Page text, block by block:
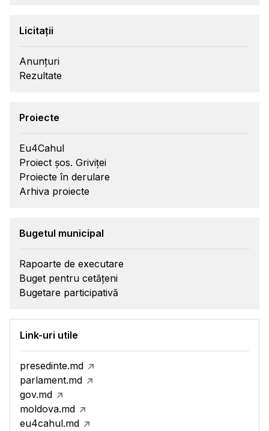
Licitații
Anunțuri
Rezultate
Proiecte
Eu4Cahul
Proiect șos. Griviței
Proiecte în derulare
Arhiva proiecte
Bugetul municipal
Rapoarte de executare
Buget pentru cetățeni
Bugetare participativă
Link-uri utile
presedinte.md
parlament.md
gov.md
moldova.md
eu4cahul.md